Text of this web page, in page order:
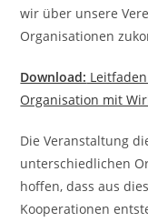
wir über unsere
Organisationen
Download:
Organisation mit
Die Veranstaltung
unterschiedlichen
hoffen, dass aus
Kooperationen